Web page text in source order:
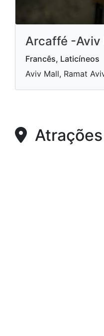
Arcaffé -Aviv
Francês, Laticíneos
Aviv Mall, Ramat